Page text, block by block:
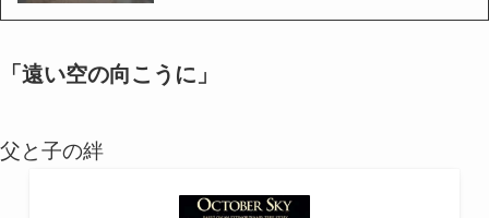
「遠い空の向こうに」
父と子の絆